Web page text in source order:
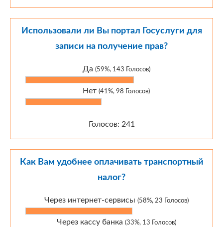
Использовали ли Вы портал Госуслуги для
записи на получение прав?
Да (59%, 143 Голосов)
Нет (41%, 98 Голосов)
Голосов: 241
Как Вам удобнее оплачивать транспортный
налог?
Через интернет-сервисы (58%, 23 Голосов)
Через кассу банка (33%, 13 Голосов)